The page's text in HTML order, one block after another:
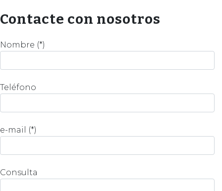
Contacte con nosotros
Nombre (*)
Teléfono
e-mail (*)
Consulta